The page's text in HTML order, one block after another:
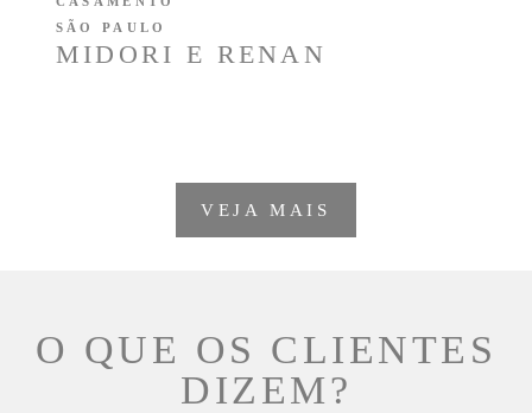
MIDORI E RENAN
SÃO PAULO
VEJA MAIS
O QUE OS CLIENTES
DIZEM?